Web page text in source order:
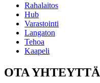
Rahalaitos
Hub
Varastointi
Langaton
Tehoa
Kaapeli
OTA YHTEYTTÄ